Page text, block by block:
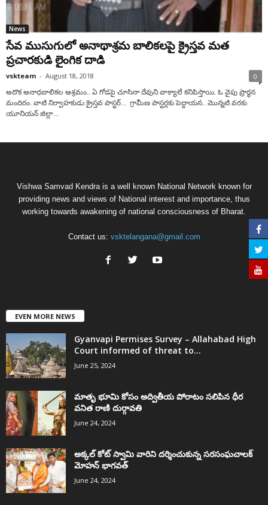
News
సేవ ముసుగులో అనాథాశ్రమ బాలికలపై క్రైస్తవ మత
ప్రచారకుడి లైంగిక దాడి
vskteam - August 18, 2018 0
అదొక అనాధబాలికల ఆశ్రమం.. ఏ గోడపై చూసినా దేవుని వాక్యాలే కనిపిస్తాయి. ఓ వైపు ప్రార్థన
మందిరం. వాటి నిర్వాహకుడు క్రైస్తవ పాస్టర్... గ్రామీణ పాస్టర్లకు పెద్దాయన.. మొన్నటి వరకు
యూనియన్‌ జిల్లా...
Vishwa Samvad Kendra is a well known National Network known for
providing news and views of National interest and importance, thus
working towards awakening of national consciousness of Bharat.
Contact us: vsktelangana@gmail.com
EVEN MORE NEWS
Gyanvapi Permises Survey – Allahabad High
Court informed of threat to...
June 25, 2024
మాతృ భూమి కోసం అద్వితీయ పోరాటం సలిపిన ధీర
వనిత రాణి దుర్గావతి
June 24, 2024
అక్కల్‌ కోట్‌ స్వామి వారిని దర్శించుకున్న సరసంఘచాలక్
మోహన్ భాగవత్
June 24, 2024